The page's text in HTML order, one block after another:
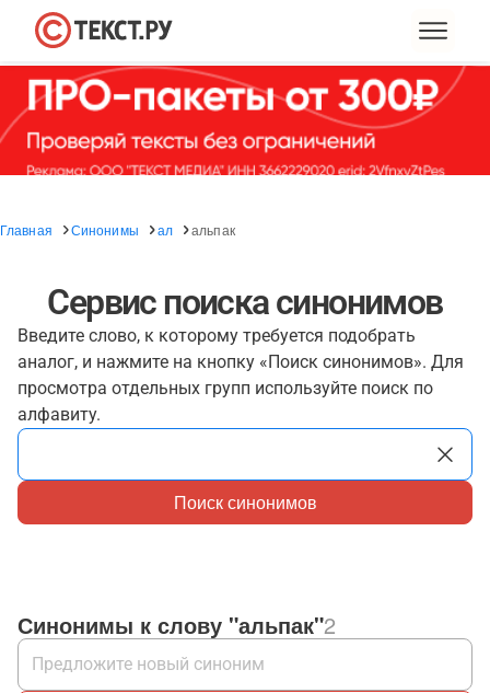
Главная Синонимы ал альпак
Сервис поиска синонимов
Введите слово, к которому требуется подобрать
аналог, и нажмите на кнопку «Поиск синонимов». Для
просмотра отдельных групп используйте поиск по
алфавиту.
Поиск синонимов
Синонимы к слову "альпак"2